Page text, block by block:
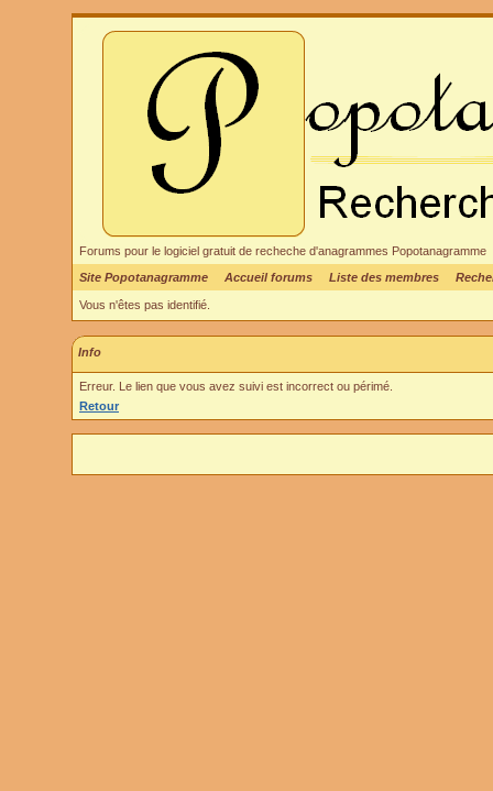
Forums pour le logiciel gratuit de recheche d'anagrammes Popotanagramme
Site Popotanagramme
Accueil forums Liste des membres
Vous n'êtes pas identifié.
Info
Erreur. Le lien que vous avez suivi est incorrect ou périmé.
Retour